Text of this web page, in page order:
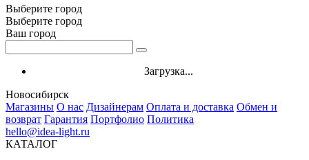
Выберите город
Выберите город
Ваш город
Загрузка...
Новосибирск
Магазины О нас Дизайнерам Оплата и доставка Обмен и
возврат Гарантия Портфолио Политика
hello@idea-light.ru
КАТАЛОГ